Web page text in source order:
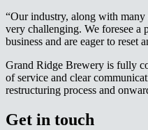
“Our industry, along with
very challenging. We foresee a
business and are eager to reset and move forward.”​​​​‌
Grand Ridge Brewery is fully
of service and clear
restructuring process and onwards.​​​​‌
Get in touch​​​​‌ ‍ ​‍​‍‌‍ ‌ ​‍‌‍‍‌‌‍‌ ‌‍‍‌‌‍ ‍​‍​‍​ ‍‍​‍​‍‌ ​ ‌‍​‌‌‍ ‍‌‍‍‌‌ ‌​‌ ‍‌​‍ ‍‌‍‍‌‌‍ ​‍​‍​‍ ​​‍​‍‌‍‍​‌ ​‍‌‍‌‌‌‍‌‍​‍​‍​ ‍‍​‍​‍‌‍‍​‌ ‌​‌ ‌​‌ ​​‌ ​ ​ ‍‍​‍ ​‍ ‌‍ ‌‌‍​‌‌‍​ ‌‍‍ ‌‍​‌‌ ‍‌​‍ ‌‌‍‌ ‌‍ ‌‍ ‌‍‌​‌ ‌ ‌‍‍‌‌‍ ‍​‍ ‍‌ ​ ‌‍​‌‌‍ ‍‌‍‍‌‌ ‌​‌ ‍‌​‍ ‍‌ ​ ‌ ‌​‌ ‌‌‌‍‌​‌‍‍‌‌‍ ​‍ ‌ ​ ‌ ‌​‌ ‌‌‌‍‌​‌‍‍‌‌‍ ​‍ ‌‍‍‌‌‍ ‍‌ ‌​‌‍‌‌‌‍ ‍‌ ‌​​‍ ‌‍‌‌‌‍‌​‌‍‍‌‌ ‌​​‍ ‌‍ ‌‌‍ ‌‍‌​‌‍‌‌​ ‌‌ ​​‌ ​‍‌‍‌‌‌ ​ ‌‍‌‌‌‍ ‍‌ ‌​‌‍​‌‌ ‌​‌‍‍‌‌‍ ‌‍ ‍​ ‍ ‌‍‍‌‌‍‌​​ ‌‌‍​ ‌‍‌​​ ​‍​ ‍‌​ ‍​​ ‌‌​ ‌​​ ​‌​‍ ‌​ ​​‌‍‌‍‌‍​ ​ ‌‌​‍ ‌​ ‌​‌‍‌‌‌‍​‌​ ​‍​‍ ‌​ ‍‌‌‍​‍​ ‌‌‌‍​ ​‍ ‌​ ‍‌‌‍​‍‌‍​‌​ ​​​ ​ ‌‍​‌‌‍‌‌​ ‌‌‌‍‌‍‌‍‌‍‌‍​ ​ ‍​​ ‍ ‌ ‌​‌ ‍‌‌ ​​‌‍‌‌​ ‌‌ ​​‌‍ ‌ ​ ‌ ‌​​ ‍ ‌ ​​‌‍​‌‌ ‌​‌‍‍​​ ‌‌‍‌‍‌‍ ‌ ​‍‌‍ ‌‌​‌​‌‍​‌‌ ‌​‌‍​‌​‍ ‍‌‍‌‍‌‍ ‌ ​‍‌‍ ‌‌​‌​‌‍‌‌‌ ​ ‌‍​ ‌ ​‍‌‍‍‌‌ ​​‌ ‌​‌‍‍‌‌‍ ‌‍ ‍​‍‌‌​ ‌‌‌​​‍‌‌ ‌‍‍ ‌‍‌‌‌ ‍‌​‍‌‌​ ​ ‌​‌​​‍‌‌​ ​ ‌​‌​​‍‌‌​ ​‍​ ​‍‌‍​ ​ ‍​​ ​ ​ ​ ​ ​‌‌‍‌‌‌‍​‍​ ‌‍‌‍‌‌​ ​ ​ ‌‍‌‍​ ​‍‌‌​ ​‍​ ​‍​‍‌‌​ ‌‌‌​‌​​‍ ‍‌‍​ ‌‍‍​‌‍‍‌‌‍ ​‌‍‌​‌ ​‍‌‍‌‌‌‍ ‍​‍‌‌​ ‌‌‌​​‍‌‌ ‌‍‍ ‌‍‌‌‌ ‍‌​‍‌‌​ ​ ‌​‌​​‍‌‌​ ​ ‌​‌​​‍‌‌​ ​‍​ ​‍​ ‍​‌‍‌‍​ ​ ​ ‌‌​ ​‌‌‍‌‌​ ​‍​ ‍​​ ‌​​ ​‍​ ‌ ‌‍​ ​‍‌‌​ ​‍​ ​‍​‍‌‌​ ‌‌‌​‌​​‍ ‍‌ ‌​‌‍‌‌‌ ‍​‌ ‌​​ ‌‍​‍‌‍​‌‌ ​ ‌‍‌‌‌‌‌‌‌ ​‍‌‍ ​​ ‌‌‍‍​‌ ‌​‌ ‌​‌ ​​‌ ​ ​‍‌‌​ ​ ‌​​‌​‍‌‌​ ​‍‌​‌‍​‍‌‌​ ​‍‌​‌‍‌‍ ‌‌‍​‌‌‍​ ‌‍‍ ‌‍​‌‌ ‍‌​‍ ‌‌‍‌ ‌‍ ‌‍ ‌‍‌​‌ ‌ ‌‍‍‌‌‍ ‍​‍ ‍‌ ​ ‌‍​‌‌‍ ‍‌‍‍‌‌ ‌​‌ ‍‌​‍ ‍‌ ​ ‌ ‌​‌ ‌‌‌‍‌​‌‍‍‌‌‍ ​‍‌‌​ ​‍‌​‌‍‌ ​ ‌ ‌​‌ ‌‌‌‍‌​‌‍‍‌‌‍ ​‍‌‍‌‍‍‌‌‍‌​​ ‌‌‍​ ‌‍‌​​ ​‍​ ‍‌​ ‍​​ ‌‌​ ‌​​ ​‌​‍ ‌​ ​​‌‍‌‍‌‍​ ​ ‌‌​‍ ‌​ ‌​‌‍‌‌‌‍​‌​ ​‍​‍ ‌​ ‍‌‌‍​‍​ ‌‌‌‍​ ​‍ ‌​ ‍‌‌‍​‍‌‍​‌​ ​​​ ​ ‌‍​‌‌‍‌‌​ ‌‌‌‍‌‍‌‍‌‍‌‍​ ​ ‍​​‍‌‍‌ ‌​‌ ‍‌‌ ​​‌‍‌‌​ ‌‌ ​​‌‍ ‌ ​ ‌ ‌​​‍‌‍‌ ​​‌‍​‌‌ ‌​‌‍‍​​ ‌‌‍‌‍‌‍ ‌ ​‍‌‍ ‌‌​‌​‌‍​‌‌ ‌​‌‍​‌​‍ ‍‌‍‌‍‌‍ ‌ ​‍‌‍ ‌‌​‌​‌‍‌‌‌ ​ ‌‍​ ‌ ​‍‌‍‍‌‌ ​​‌ ‌​‌‍‍‌‌‍ ‌‍ ‍​‍‌‌​ ‌‌‌​​‍‌‌ ‌‍‍ ‌‍‌‌‌ ‍‌​‍‌‌​ ​ ‌​‌​​‍‌‌​ ​ ‌​‌​​‍‌‌​ ​‍​ ​‍‌‍​ ​ ‍​​ ​ ​ ​ ​ ​‌‌‍‌‌‌‍​‍​ ‌‍‌‍‌‌​ ​ ​ ‌‍‌‍​ ​‍‌‌​ ​‍​ ​‍​‍‌‌​ ‌‌‌​‌​​‍ ‍‌‍​ ‌‍‍​‌‍‍‌‌‍ ​‌‍‌​‌ ​‍‌‍‌‌‌‍ ‍​‍‌‌​ ‌‌‌​​‍‌‌ ‌‍‍ ‌‍‌‌‌ ‍‌​‍‌‌​ ​ ‌​‌​​‍‌‌​ ​ ‌​‌​​‍‌‌​ ​‍​ ​‍​ ‍​‌‍‌‍​ ​ ​ ‌‌​ ​‌‌‍‌‌​ ​‍​ ‍​​ ‌​​ ​‍​ ‌ ‌‍​ ​‍‌‌​ ​‍​ ​‍​‍‌‌​ ‌‌‌​‌​​‍ ‍‌ ‌​‌‍‌‌‌ ‍​‌ ‌​​‍‌‍‌ ​​‌‍‌‌‌ ​‍‌ ​ ‌ ​​‌‍‌‌‌‍​ ‌ ‌​‌‍‍‌‌ ‌‍‌‍‌‌​ ‌‌ ​​‌ ‌‌‌‍​‍‌‍ ​‌‍‍‌‌ ​ ‌‍‍​‌‍‌‌‌‍‌​​‍​‍‌ ‌